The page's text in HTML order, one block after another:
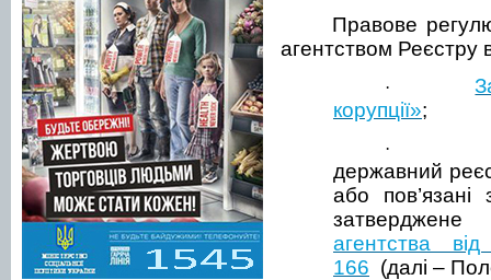
Правове
агентством Реєстру
·
корупції»;
·
державний
або пов’язані
агентства
166 (далі –